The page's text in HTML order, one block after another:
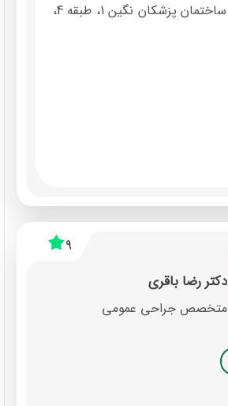
و خیام، ساختمان پزشکان نگین 1، طبقه 4،
9
دکتر رضا باقری
متخصص جراحی عمومی